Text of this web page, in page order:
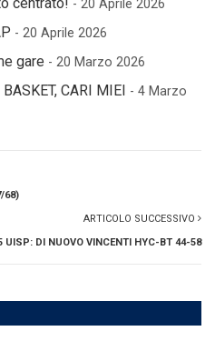
- 20 Aprile 2026
- 20 Aprile 2026
gare - 20 Marzo 2026
CARI MIEI - 4 Marzo
68)
ARTICOLO SUCCESSIVO
UISP: DI NUOVO VINCENTI HYC-BT 44-58